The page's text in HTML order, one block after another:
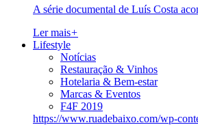
A série documental de Luís Costa
Ler mais+
Lifestyle
Notícias
Restauração & Vinhos
Hotelaria & Bem-estar
Marcas & Eventos
F4F 2019
https://www.ruadebaixo.com/wp-